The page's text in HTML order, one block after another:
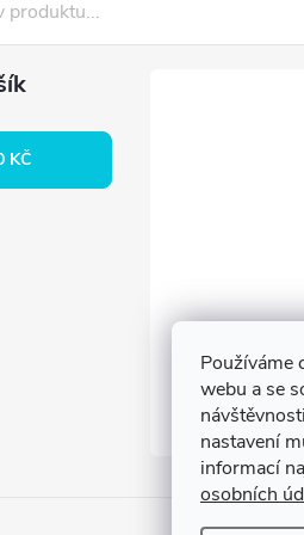
Používáme
webu a se
nastavení
informací
osobních
KČ